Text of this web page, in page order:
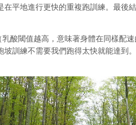
平地進行更快的重複跑訓練。最後
乳酸閾值越高，意味著身體在同樣配
訓練不需要我們跑得太快就能達到。